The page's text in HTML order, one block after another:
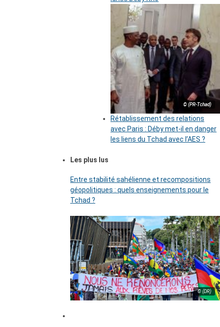
© (PR-Tchad)
Rétablissement des relations
avec Paris : Déby met-il en danger
les liens du Tchad avec l’AES ?
Les plus lus
Entre stabilité sahélienne et recompositions
géopolitiques : quels enseignements pour le
Tchad ?
© (DR)